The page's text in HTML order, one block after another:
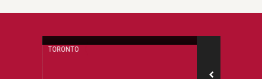
TORONTO